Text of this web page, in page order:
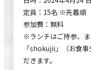
定員：15名 ※先着順
参加費：無料
※ランチはご持参、
「shokujii」（お食
だきます。